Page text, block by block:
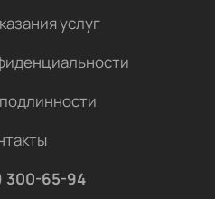
услуг
300-65-94